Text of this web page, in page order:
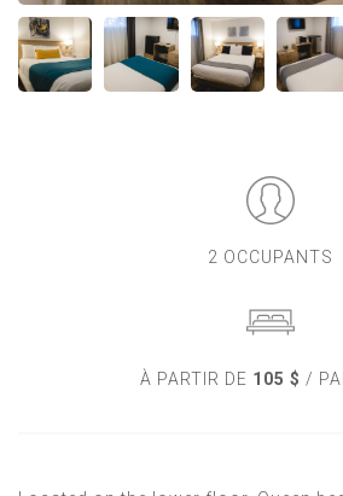
2 OCCUPANTS
À PARTIR DE 105 $ /